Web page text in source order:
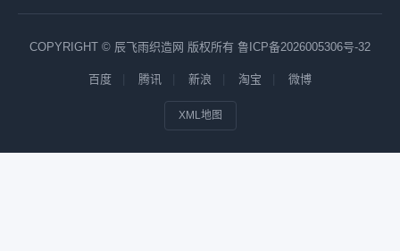
COPYRIGHT © 辰飞雨织造网 版权所有 鲁ICP备2026005306号-32
百度 腾讯 新浪 淘宝 微博
XML地图